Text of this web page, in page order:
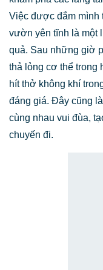
Việc được đắm mình
vườn yên tĩnh là một
quả. Sau những giờ
thả lỏng cơ thể trong
hít thở không khí
đáng giá. Đây cũng
cùng nhau vui đùa,
chuyến đi.